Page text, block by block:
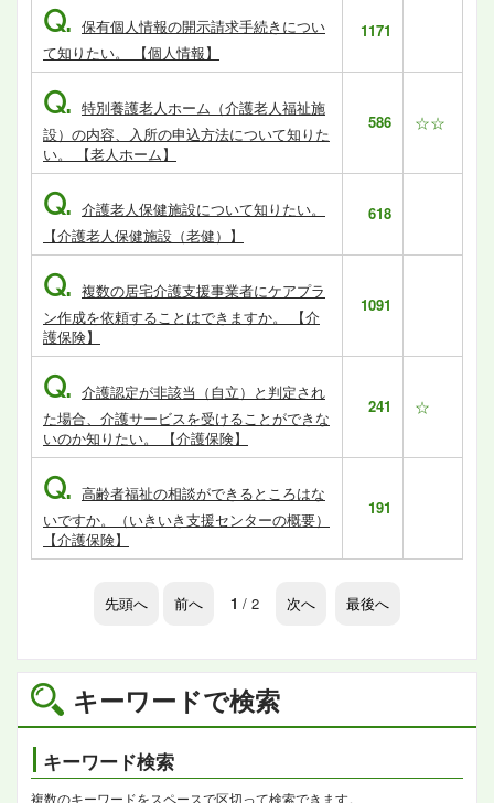
キーワードで検索
キーワード検索
複数のキーワードをスペースで区切って検索できます。
Q. 保有個人情報の開示請求手続きについ
て知りたい。 【個人情報】
1171
Q. 特別養護老人ホーム（介護老人福祉施
設）の内容、入所の申込方法について知りた
い。 【老人ホーム】
586 ☆☆
Q. 介護老人保健施設について知りたい。
【介護老人保健施設（老健）】
618
Q. 複数の居宅介護支援事業者にケアプラ
ン作成を依頼することはできますか。 【介
護保険】
1091
Q. 介護認定が非該当（自立）と判定され
た場合、介護サービスを受けることができな
いのか知りたい。 【介護保険】
241 ☆
Q. 高齢者福祉の相談ができるところはな
いですか。（いきいき支援センターの概要）
【介護保険】
191
先頭へ 前へ 1 / 2 次へ 最後へ